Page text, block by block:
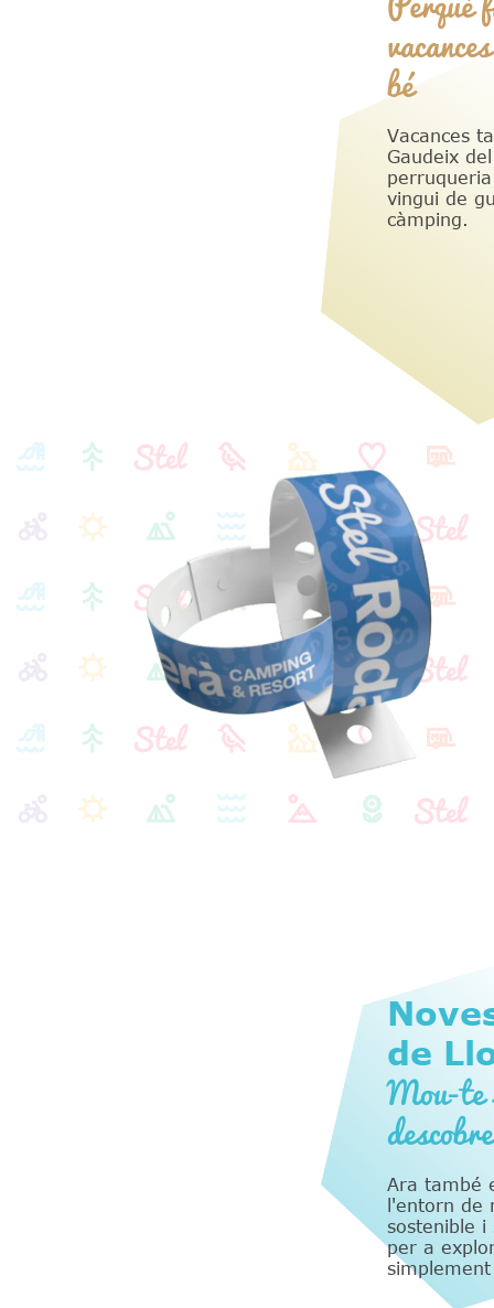
bé
Vacances
Gaudeix
vingui de
càmping.
de
Mou-te
Ara també
l'entorn de
sostenible i
per a